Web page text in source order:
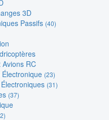
3D
Passifs (40)
RC
(23)
(31)
(37)